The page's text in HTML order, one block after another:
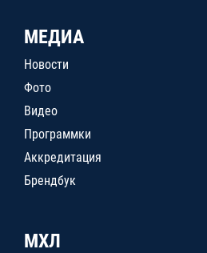
МЕДИА
Новости
Фото
Видео
Программки
Аккредитация
Брендбук
МХЛ